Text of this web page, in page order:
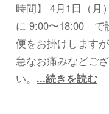
時間】 4月1日（月
に 9:00〜18:00 で
便をお掛けします
急なお痛みなどご
い。 ...続きを読む